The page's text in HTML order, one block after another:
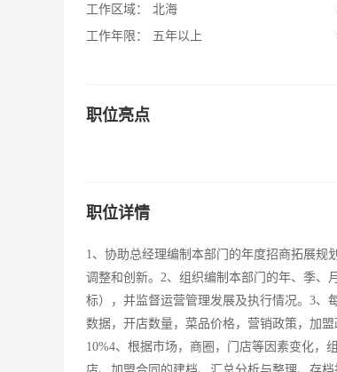
工作区域：
北海
工作年限：
五年以上
职位亮点
职位详情
1、协助总经理编制本部门的年度招商拓展规
调整和创新。2、组织编制本部门的年、季、
标），并监督运营管理发展及执行情况。3、
数据，开店数量，菜品价格，营销政策，加
10%4、根据市场，商圈，门店等因素变化，